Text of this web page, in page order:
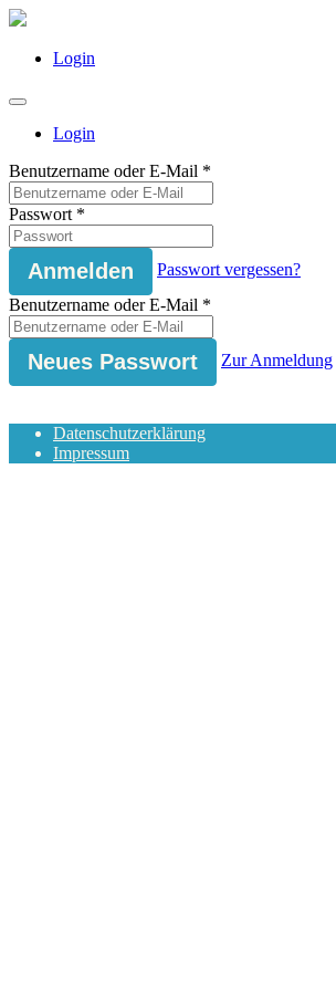
Login
Login
Benutzername oder E-Mail *
Passwort *
Passwort vergessen?
Benutzername oder E-Mail *
Zur Anmeldung
Datenschutzerklärung
Impressum